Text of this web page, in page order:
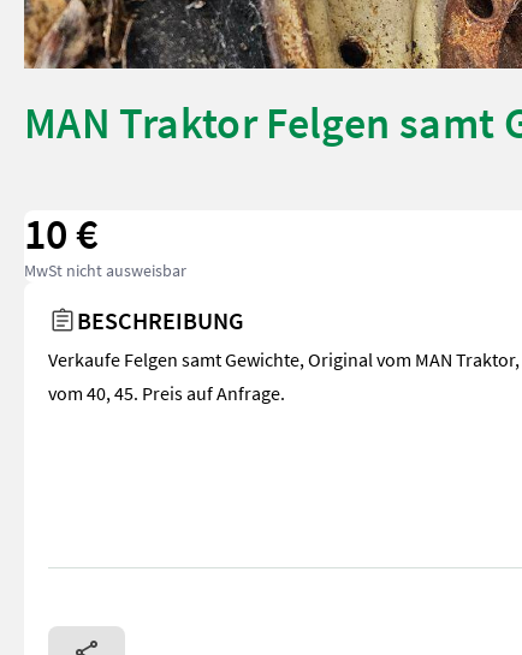
MAN Traktor Felgen samt
10 €
MwSt nicht ausweisbar
BESCHREIBUNG
Verkaufe Felgen samt Gewichte, Original vom MAN Traktor,
vom 40, 45. Preis auf Anfrage.